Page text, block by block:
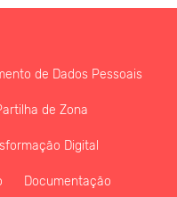
de Dados Pessoais
de Zona
Digital
Documentação